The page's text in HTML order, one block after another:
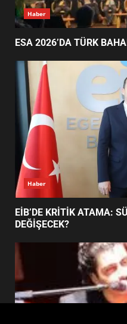
3
4
5
7
YENİ
Haber
ESA 2026’DA TÜRK
Haber
EİB’DE KRİTİK ATAMA:
DEĞİŞECEK?